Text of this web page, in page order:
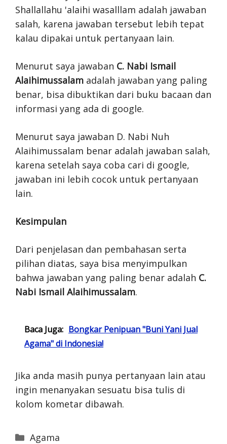
Shallallahu 'alaihi wasalllam adalah jawaban
salah, karena jawaban tersebut lebih tepat
kalau dipakai untuk pertanyaan lain.
Menurut saya jawaban C. Nabi Ismail
Alaihimussalam adalah jawaban yang paling
benar, bisa dibuktikan dari buku bacaan dan
informasi yang ada di google.
Menurut saya jawaban D. Nabi Nuh
Alaihimussalam benar adalah jawaban salah,
karena setelah saya coba cari di google,
jawaban ini lebih cocok untuk pertanyaan
lain.
Kesimpulan
Dari penjelasan dan pembahasan serta
pilihan diatas, saya bisa menyimpulkan
bahwa jawaban yang paling benar adalah C.
Nabi Ismail Alaihimussalam.
Baca Juga: Bongkar Penipuan "Buni Yani Jual
Agama" di Indonesia!
Jika anda masih punya pertanyaan lain atau
ingin menanyakan sesuatu bisa tulis di
kolom kometar dibawah.
Categories
Agama